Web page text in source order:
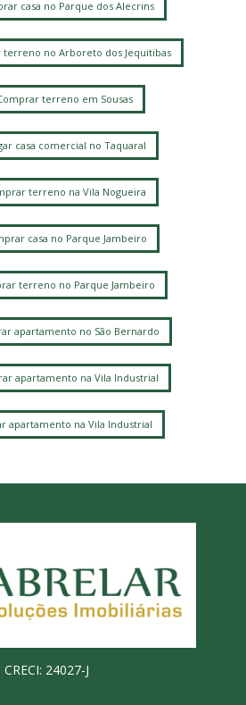
casa no Parque dos Alecrins
terreno no Arboreto dos Jequitibas
terreno em Sousas
casa comercial no Taquaral
terreno na Vila Nogueira
casa no Parque Jambeiro
terreno no Parque Jambeiro
apartamento no São Bernardo
apartamento na Vila Industrial
apartamento na Vila Industrial
CRECI: 24027-J